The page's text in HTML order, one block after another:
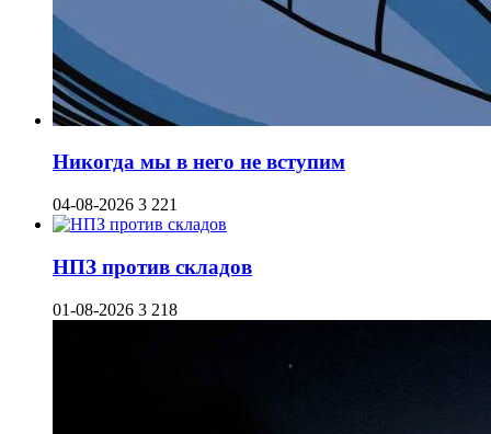
Никогда мы в него не вступим
04-08-2026 3 221
НПЗ против складов
01-08-2026 3 218